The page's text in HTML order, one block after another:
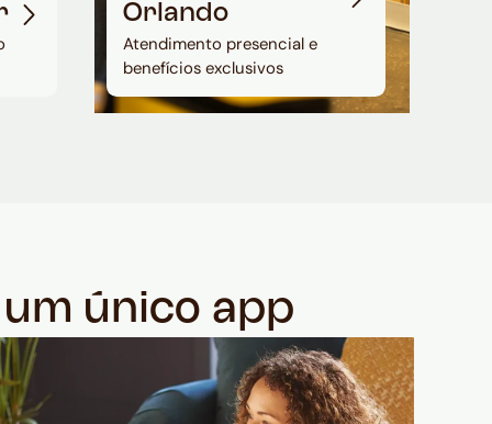
Orlando
Atendimento presencial e
benefícios exclusivos
único app